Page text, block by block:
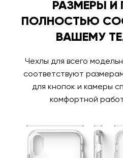
РАЗМЕРЫ И
ПОЛНОСТЬЮ
ВАШЕМУ
Чехлы для всего
соответствуют
для кнопок и камеры
комфортной